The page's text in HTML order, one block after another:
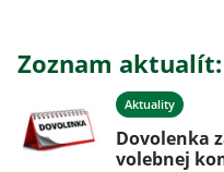
Zoznam aktualít:
Aktuality
Dovolenka
volebnej